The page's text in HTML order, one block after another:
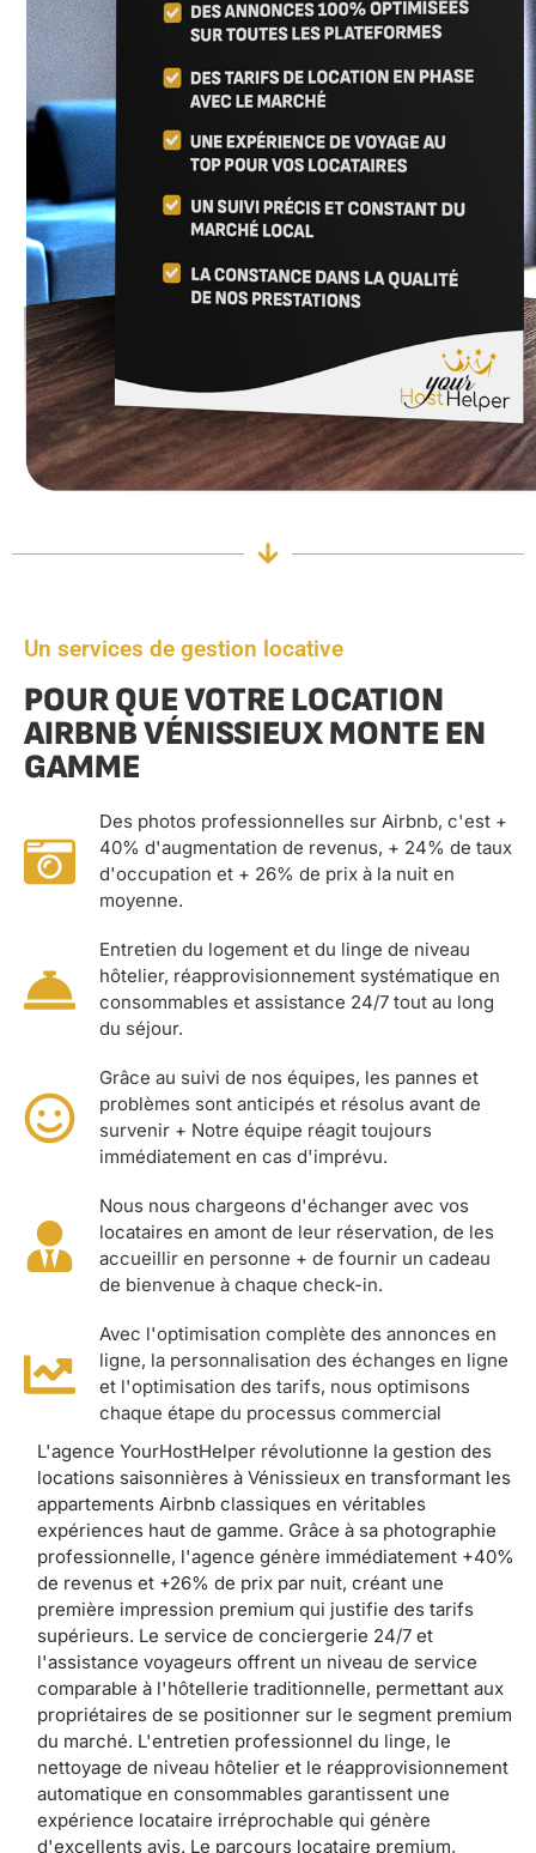
Un services de gestion locative
POUR QUE VOTRE LOCATION
AIRBNB VÉNISSIEUX MONTE EN
GAMME
Des photos professionnelles sur Airbnb, c'est +
40% d'augmentation de revenus, + 24% de taux
d'occupation et + 26% de prix à la nuit en
moyenne.
Entretien du logement et du linge de niveau
hôtelier, réapprovisionnement systématique en
consommables et assistance 24/7 tout au long
du séjour.
Grâce au suivi de nos équipes, les pannes et
problèmes sont anticipés et résolus avant de
survenir + Notre équipe réagit toujours
immédiatement en cas d'imprévu.
Nous nous chargeons d'échanger avec vos
locataires en amont de leur réservation, de les
accueillir en personne + de fournir un cadeau
de bienvenue à chaque check-in.
Avec l'optimisation complète des annonces en
ligne, la personnalisation des échanges en ligne
et l'optimisation des tarifs, nous optimisons
chaque étape du processus commercial
L'agence YourHostHelper révolutionne la gestion des
locations saisonnières à Vénissieux en transformant les
appartements Airbnb classiques en véritables
expériences haut de gamme. Grâce à sa photographie
professionnelle, l'agence génère immédiatement +40%
de revenus et +26% de prix par nuit, créant une
première impression premium qui justifie des tarifs
supérieurs. Le service de conciergerie 24/7 et
l'assistance voyageurs offrent un niveau de service
comparable à l'hôtellerie traditionnelle, permettant aux
propriétaires de se positionner sur le segment premium
du marché. L'entretien professionnel du linge, le
nettoyage de niveau hôtelier et le réapprovisionnement
automatique en consommables garantissent une
expérience locataire irréprochable qui génère
d'excellents avis. Le parcours locataire premium,